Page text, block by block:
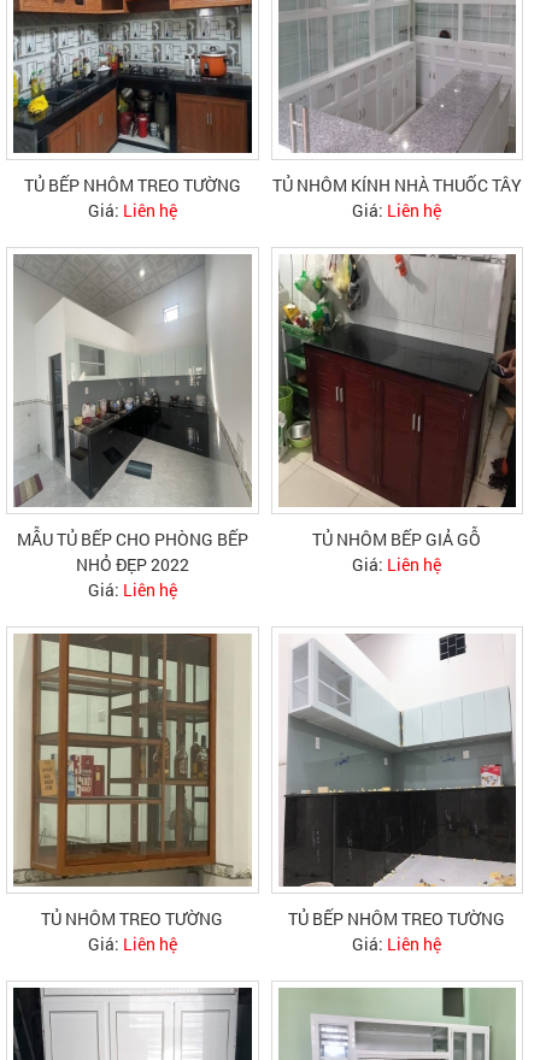
TỦ BẾP NHÔM TREO TƯỜNG
Giá: Liên hệ
TỦ NHÔM KÍNH NHÀ THUỐC TÂY
Giá: Liên hệ
MẪU TỦ BẾP CHO PHÒNG BẾP
NHỎ ĐẸP 2022
Giá: Liên hệ
TỦ NHÔM BẾP GIẢ GỖ
Giá: Liên hệ
TỦ NHÔM TREO TƯỜNG
Giá: Liên hệ
TỦ BẾP NHÔM TREO TƯỜNG
Giá: Liên hệ